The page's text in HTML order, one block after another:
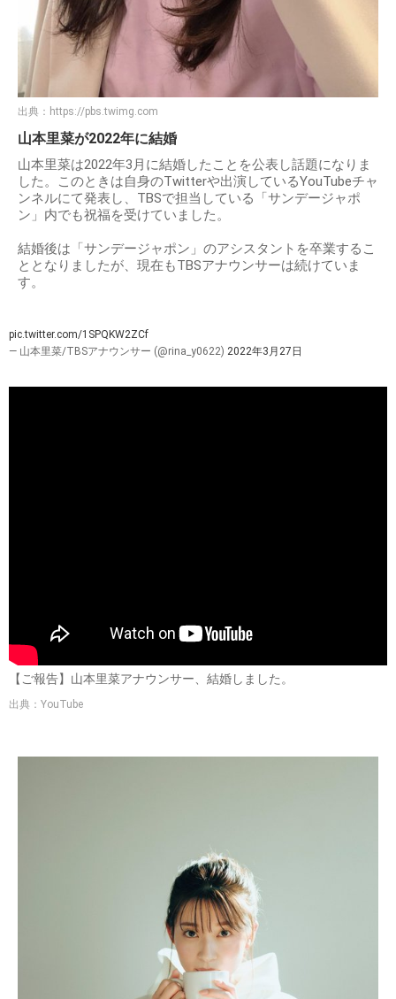
出典： https://pbs.twimg.com
山本里菜が2022年に結婚
山本里菜は2022年3月に結婚したことを公表し話題になりま
した。このときは自身のTwitterや出演しているYouTubeチャ
ンネルにて発表し、TBSで担当している「サンデージャポ
ン」内でも祝福を受けていました。
結婚後は「サンデージャポン」のアシスタントを卒業するこ
ととなりましたが、現在もTBSアナウンサーは続けていま
す。
pic.twitter.com/1SPQKW2ZCf
— 山本里菜/TBSアナウンサー (@rina_y0622) 2022年3月27日
【ご報告】山本里菜アナウンサー、結婚しました。
出典：YouTube